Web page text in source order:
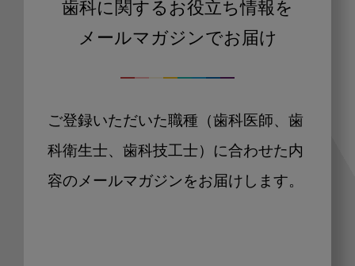
歯科に関するお役立ち情報を
メールマガジンでお届け
ご登録いただいた職種（歯科医師、歯
科衛生士、歯科技工士）に合わせた内
容のメールマガジンをお届けします。